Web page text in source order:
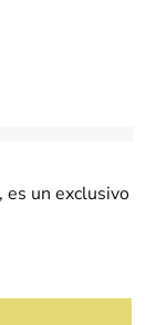
es un exclusivo